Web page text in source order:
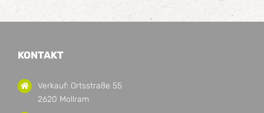
KONTAKT
Verkauf: Ortsstraße 55
2620 Mollram